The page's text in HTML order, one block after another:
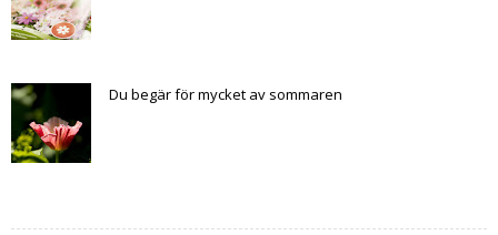
Du begär för mycket av sommaren